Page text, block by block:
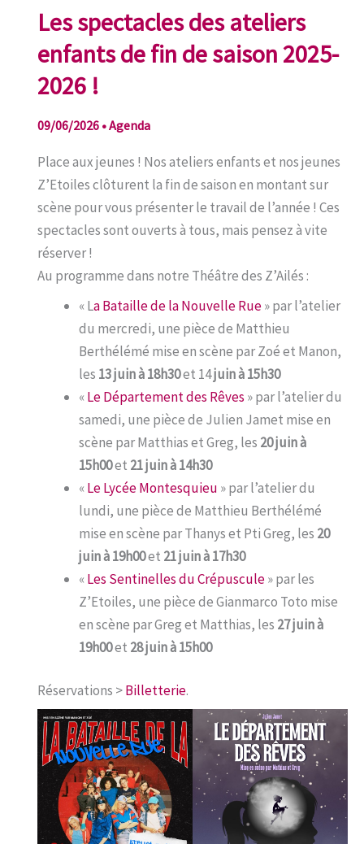
Les spectacles des ateliers
enfants de fin de saison 2025-
2026 !
09/06/2026 •Agenda
Place aux jeunes ! Nos ateliers enfants et nos jeunes
Z’Etoiles clôturent la fin de saison en montant sur
scène pour vous présenter le travail de l’année ! Ces
spectacles sont ouverts à tous, mais pensez à vite
réserver !
Au programme dans notre Théâtre des Z’Ailés :
« La Bataille de la Nouvelle Rue» par l’atelier
du mercredi, une pièce de Matthieu
Berthélémé mise en scène par Zoé et Manon,
les 13 juin à 18h30et 14juin à 15h30
« Le Département des Rêves » par l’atelier du
samedi, une pièce de Julien Jamet mise en
scène par Matthias et Greg, les 20 juin à
15h00et 21 juin à 14h30
« Le Lycée Montesquieu » par l’atelier du
lundi, une pièce de Matthieu Berthélémé
mise en scène par Thanys et Pti Greg, les 20
juin à 19h00et 21 juin à 17h30
« Les Sentinelles du Crépuscule» par les
Z’Etoiles, une pièce de Gianmarco Toto mise
en scène par Greg et Matthias, les 27 juin à
19h00et 28 juin à 15h00
Réservations >Billetterie.